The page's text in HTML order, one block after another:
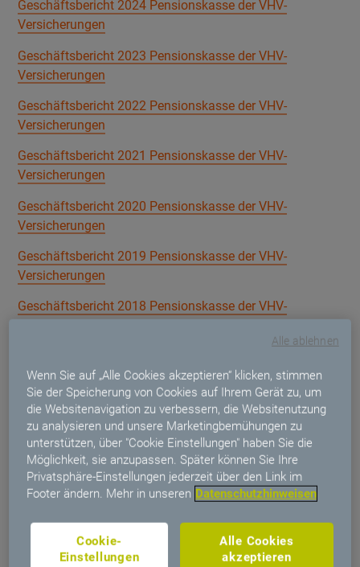
Geschäftsbericht 2024 Pensionskasse der VHV-
Versicherungen
Geschäftsbericht 2023 Pensionskasse der VHV-
Versicherungen
Geschäftsbericht 2022 Pensionskasse der VHV-
Versicherungen
Geschäftsbericht 2021 Pensionskasse der VHV-
Versicherungen
Geschäftsbericht 2020 Pensionskasse der VHV-
Versicherungen
Geschäftsbericht 2019 Pensionskasse der VHV-
Versicherungen
Geschäftsbericht 2018 Pensionskasse der VHV-
Versicherungen
Geschäftsbericht 2016 Pensionskasse der VHV-
Versicherungen
Nachhaltigkeitsbezogene Offenlegungen
Informationen zur Nachhaltigkeit
der Pensionskasse der
VHV-Versicherungen.
Wenn Sie auf „Alle Cookies akzeptieren“ klicken, stimmen
Sie der Speicherung von Cookies auf Ihrem Gerät zu, um
die Websitenavigation zu verbessern, die Websitenutzung
zu analysieren und unsere Marketingbemühungen zu
unterstützen, über "Cookie Einstellungen" haben Sie die
Möglichkeit, sie anzupassen. Später können Sie Ihre
Privatsphäre-Einstellungen jederzeit über den Link im
Footer ändern. Mehr in unseren Datenschutzhinweisen
Alle Cookies
akzeptieren
Cookie-
Einstellungen
Alle ablehnen